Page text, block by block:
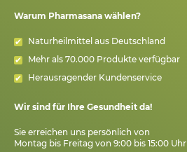
Warum Pharmasana wählen?
Naturheilmittel aus Deutschland
Mehr als 70.000 Produkte verfügbar
Herausragender Kundenservice
Wir sind für Ihre Gesundheit da!
Sie erreichen uns persönlich von
Montag bis Freitag von 9:00 bis 15:00 Uhr